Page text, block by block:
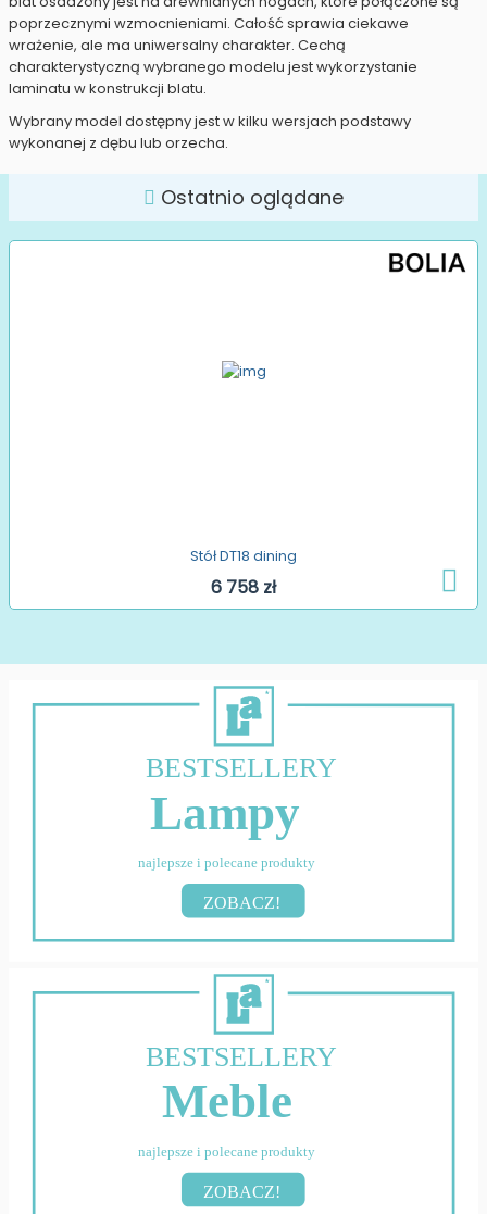
poprzecznymi wzmocnieniami. Całość sprawia ciekawe
wrażenie, ale ma uniwersalny charakter. Cechą
charakterystyczną wybranego modelu jest wykorzystanie
laminatu w konstrukcji blatu.
Wybrany model dostępny jest w kilku wersjach podstawy
wykonanej z dębu lub orzecha.
Ostatnio oglądane
Stół DT18 dining
6 758 zł
BESTSELLERY
Lampy
najlepsze i polecane produkty
ZOBACZ!
BESTSELLERY
Meble
najlepsze i polecane produkty
ZOBACZ!